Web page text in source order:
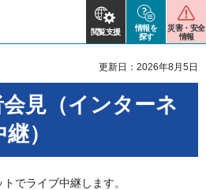
閲覧支援
情報を
探す
災害・安全
情報
更新日：2026年8月5日
見（インターネ
）
でライブ中継します。